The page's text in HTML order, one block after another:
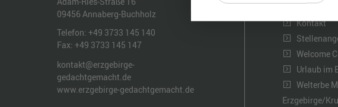
09456 Annaberg-Buchholz
Telefon: +49 3733 145 140
Fax: +49 3733 145 147
kontakt@erzgebirge-
gedachtgemacht.de
www.erzgebirge-gedachtgemacht.de
Kontakt
Welcome
Urlaub im
Welterbe
Erzgebirge/